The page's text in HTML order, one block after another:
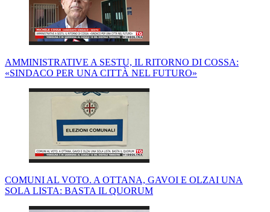
AMMINISTRATIVE A SESTU, IL RITORNO DI COSSA:
«SINDACO PER UNA CITTÀ NEL FUTURO»
COMUNI AL VOTO. A OTTANA, GAVOI E OLZAI UNA
SOLA LISTA: BASTA IL QUORUM